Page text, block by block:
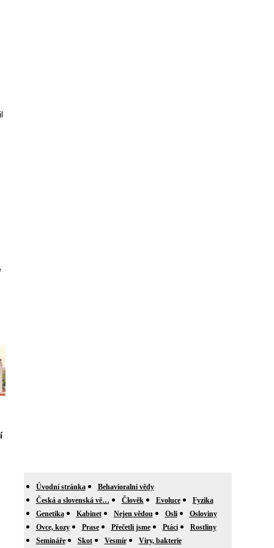
Úvodní stránka
Behavioralni vědy
Česká a slovenská vě…
Člověk Evoluce
Fyzika
Genetika
Kabinet Nejen vědou Osli
Osloviny
Ovce, kozy
Prase Přečetli jsme Ptáci
Rostliny
Semináře
Skot Vesmír
Viry, bakterie